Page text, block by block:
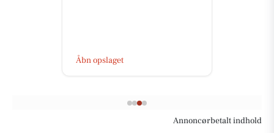
Åbn opslaget
Annoncørbetalt indhold